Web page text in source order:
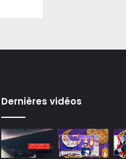
Dernières vidéos